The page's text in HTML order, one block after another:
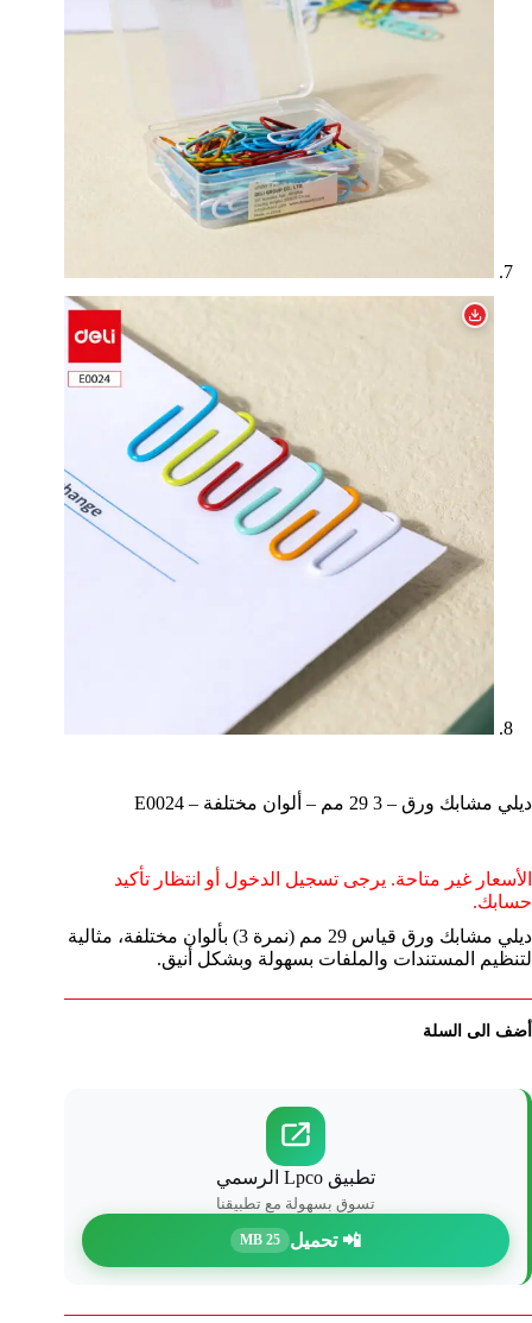
ديلي مشابك ورق – 3 29 مم – ألوان مختلفة – E0024
الأسعار غير متاحة. يرجى تسجيل الدخول أو انتظار تأكيد
حسابك.
ديلي مشابك ورق قياس 29 مم (نمرة 3) بألوان مختلفة، مثالية
لتنظيم المستندات والملفات بسهولة وبشكل أنيق.
أضف الى السلة
تطبيق Lpco الرسمي
تسوق بسهولة مع تطبيقنا
📲 تحميل 25 MB